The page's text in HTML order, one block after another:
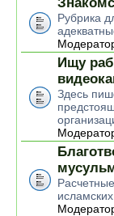
Рубрика
Ищу
Здесь